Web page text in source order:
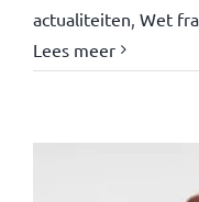
actualiteiten Wet
Lees meer